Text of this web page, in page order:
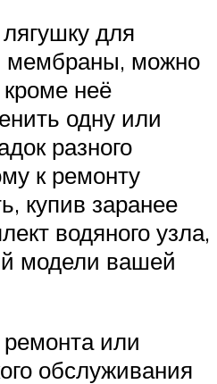
для
мембраны, можно
неё
одну или
разного
к ремонту
купив заранее
водяного узла,
модели вашей
или
обслуживания